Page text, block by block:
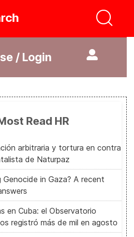
/ Login
Read HR
arbitraria y tortura en contra
de Naturpaz
Genocide in Gaza? A recent
en Cuba: el Observatorio
registró más de mil en agosto